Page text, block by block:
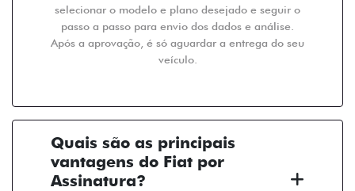
selecionar o modelo e plano desejado e seguir o
passo a passo para envio dos dados e análise.
Após a aprovação, é só aguardar a entrega do seu
veículo.
Quais são as principais
vantagens do Fiat por
Assinatura?